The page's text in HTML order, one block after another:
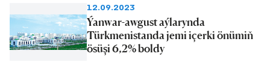
12.09.2023
Ýanwar-awgust aýlarynda
Türkmenistanda jemi içerki önümiň
ösüşi 6,2% boldy